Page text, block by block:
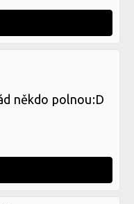
někdo polnou:D